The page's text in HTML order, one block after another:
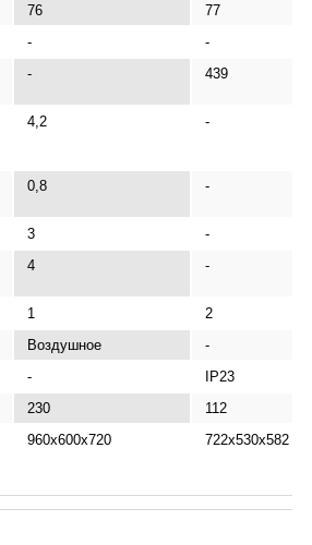
76
77
-
-
- 439
4,2 -
0,8 -
3
-
4 -
1
2
Воздушное
-
-
IP23
230
112
960x600x720 722x530x582